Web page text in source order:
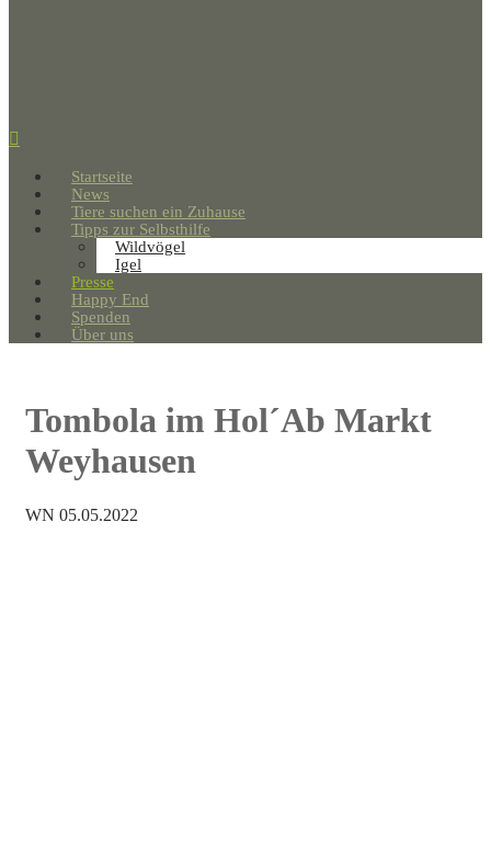
Startseite
News
Tiere suchen ein Zuhause
Tipps zur Selbsthilfe
Wildvögel
Igel
Presse
Happy End
Spenden
Über uns
Tombola im Hol´Ab Markt
Weyhausen
WN 05.05.2022